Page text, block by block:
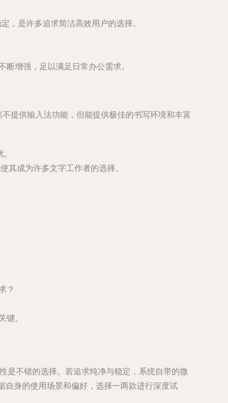
，是许多追求简洁高效用户的选择。
增强，足以满足日常办公需求。
提供输入法功能，但能提供极佳的书写环境和丰富
其成为许多文字工作者的选择。
？
键。
是不错的选择。若追求纯净与稳定， 系统自带的微
身的使用场景和偏好，选择一两款进行深度试